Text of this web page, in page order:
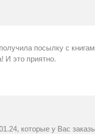
посылку с
И это приятно.
которые у Вас